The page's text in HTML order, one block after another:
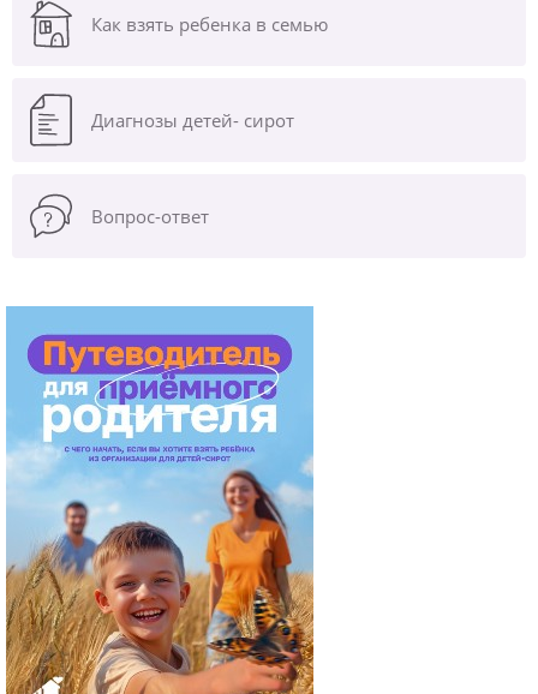
Как взять ребенка в семью
Диагнозы детей- сирот
Вопрос-ответ